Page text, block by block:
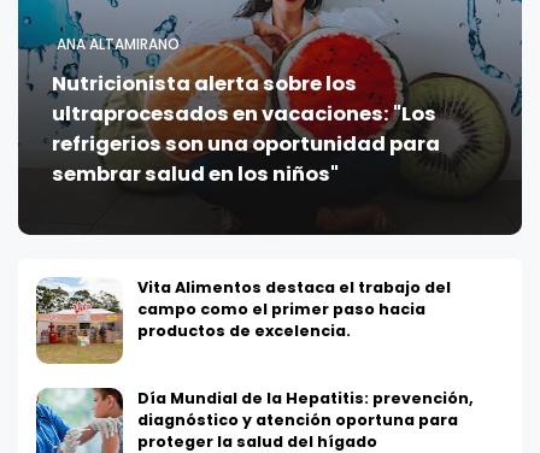
ANA ALTAMIRANO
Nutricionista alerta sobre los
ultraprocesados en vacaciones: "Los
refrigerios son una oportunidad para
sembrar salud en los niños"
Vita Alimentos destaca el trabajo del
campo como el primer paso hacia
productos de excelencia.
Día Mundial de la Hepatitis: prevención,
diagnóstico y atención oportuna para
proteger la salud del hígado